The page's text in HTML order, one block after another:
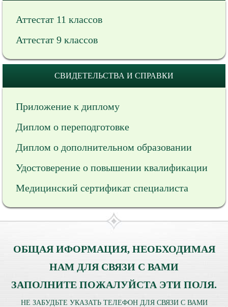
Аттестат 11 классов
Аттестат 9 классов
СВИДЕТЕЛЬСТВА И СПРАВКИ
Приложение к диплому
Диплом о переподготовке
Диплом о дополнительном образовании
Удостоверение о повышении квалификации
Медицинский сертификат специалиста
ОБЩАЯ ИФОРМАЦИЯ, НЕОБХОДИМАЯ
НАМ ДЛЯ СВЯЗИ С ВАМИ
ЗАПОЛНИТЕ ПОЖАЛУЙСТА ЭТИ ПОЛЯ.
НЕ ЗАБУДЬТЕ УКАЗАТЬ ТЕЛЕФОН ДЛЯ СВЯЗИ С ВАМИ